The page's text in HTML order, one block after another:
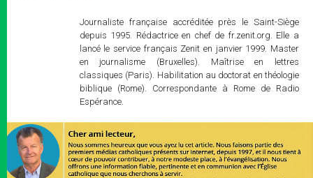
Journaliste française accréditée près le Saint-Siège
depuis 1995. Rédactrice en chef de fr.zenit.org. Elle a
lancé le service français Zenit en janvier 1999. Master
en journalisme (Bruxelles). Maîtrise en lettres
classiques (Paris). Habilitation au doctorat en théologie
biblique (Rome). Correspondante à Rome de Radio
Espérance.